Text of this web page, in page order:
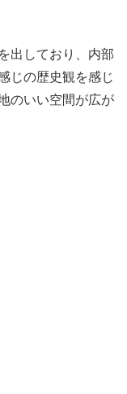
出しており、内部
じの歴史観を感じ
のいい空間が広が